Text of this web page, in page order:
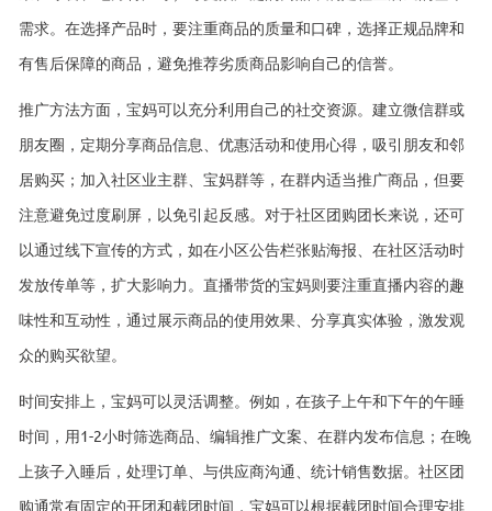
需求。在选择产品时，要注重商品的质量和口碑，选择正规品牌和
有售后保障的商品，避免推荐劣质商品影响自己的信誉。
推广方法方面，宝妈可以充分利用自己的社交资源。建立微信群或
朋友圈，定期分享商品信息、优惠活动和使用心得，吸引朋友和邻
居购买；加入社区业主群、宝妈群等，在群内适当推广商品，但要
注意避免过度刷屏，以免引起反感。对于社区团购团长来说，还可
以通过线下宣传的方式，如在小区公告栏张贴海报、在社区活动时
发放传单等，扩大影响力。直播带货的宝妈则要注重直播内容的趣
味性和互动性，通过展示商品的使用效果、分享真实体验，激发观
众的购买欲望。
时间安排上，宝妈可以灵活调整。例如，在孩子上午和下午的午睡
时间，用1-2小时筛选商品、编辑推广文案、在群内发布信息；在晚
上孩子入睡后，处理订单、与供应商沟通、统计销售数据。社区团
购通常有固定的开团和截团时间，宝妈可以根据截团时间合理安排